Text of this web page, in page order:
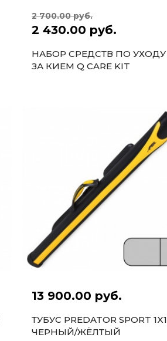
2 700.00 руб.
2 430.00 руб.
НАБОР СРЕДСТВ ПО УХОДУ
ЗА КИЕМ Q CARE KIT
13 900.00 руб.
ТУБУС PREDATOR SPORT 1X1
ЧЕРНЫЙ/ЖЁЛТЫЙ